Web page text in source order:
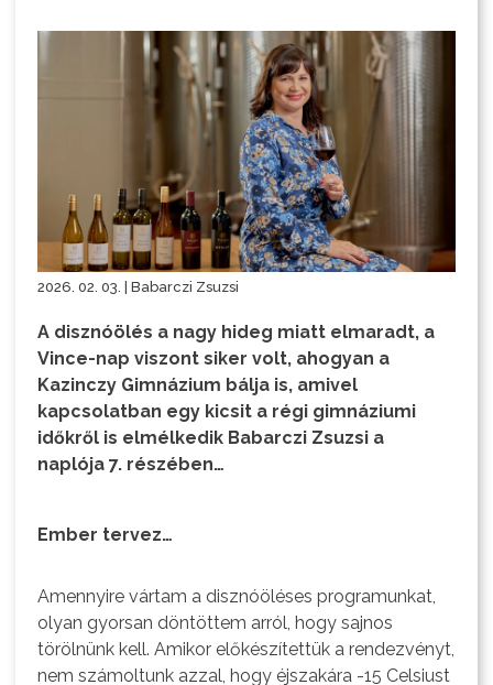
2026. 02. 03. | Babarczi Zsuzsi
A disznóölés a nagy hideg miatt elmaradt, a
Vince-nap viszont siker volt, ahogyan a
Kazinczy Gimnázium bálja is, amivel
kapcsolatban egy kicsit a régi gimnáziumi
időkről is elmélkedik Babarczi Zsuzsi a
naplója 7. részében…
Ember tervez…
Amennyire vártam a disznóöléses programunkat,
olyan gyorsan döntöttem arról, hogy sajnos
törölnünk kell. Amikor előkészítettük a rendezvényt,
nem számoltunk azzal, hogy éjszakára -15 Celsiust